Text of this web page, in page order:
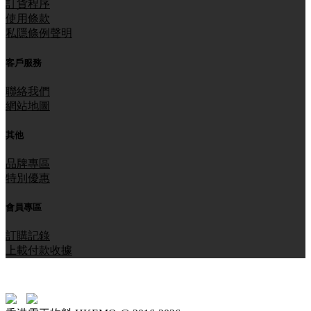
訂貨程序
使用條款
私隱條例聲明
客戶服務
聯絡我們
網站地圖
其他
品牌專區
特別優惠
會員專區
訂購記錄
上載付款收據